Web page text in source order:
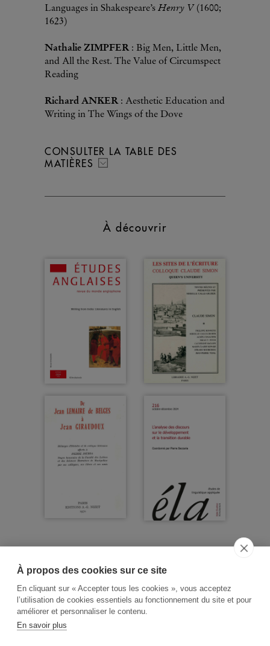
À propos des cookies sur ce site
En cliquant sur « Accepter tous les cookies », vous acceptez
l’utilisation de cookies essentiels au fonctionnement du site et pour
améliorer et personnaliser le contenu.
En savoir plus
Languages in Shakespeare’s Henry V (1600;
1623)
Nathalie ZIMPFER: Big Men, Little Men,
and All the Rest. The Value of Circumspect
Reading
Richard ANKER: Aesthetic Education and
Writing in The Wings of the Dove
CONSULTER LA TABLE DES
MATIÈRES
À découvrir
RECHERCHE THÉMATIQUE